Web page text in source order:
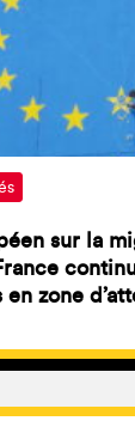
sur la
zone